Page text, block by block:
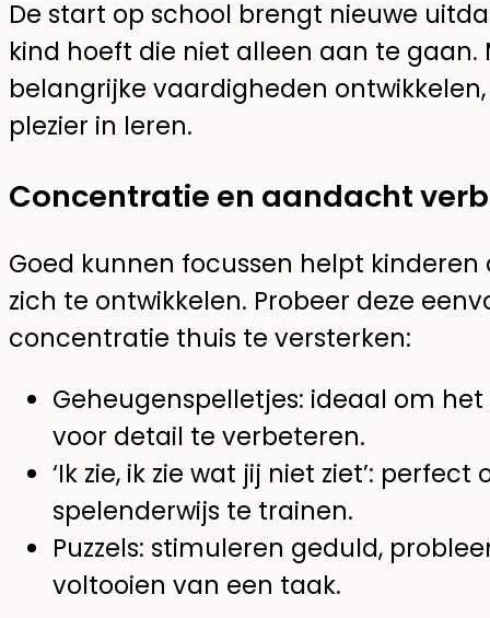
De start op school brengt nieuwe
kind hoeft die niet alleen aan te gaan.
belangrijke vaardigheden
plezier in leren.
Concentratie en aandacht
Goed kunnen focussen helpt
zich te ontwikkelen. Probeer deze
concentratie thuis te versterken:
Geheugenspelletjes: ideaal om
voor detail te verbeteren.
‘Ik zie, ik zie wat jij niet ziet’:
spelenderwijs te trainen.
Puzzels: stimuleren geduld,
voltooien van een taak.